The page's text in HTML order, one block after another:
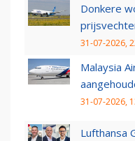
Donkere
31-07-2026,
Malaysia
31-07-2026,
Lufthansa